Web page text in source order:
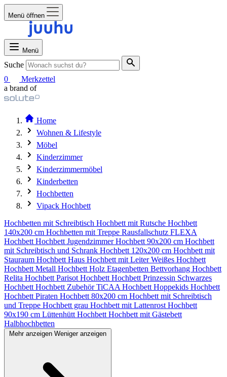
Menü öffnen
Menü
Suche
0
Merkzettel
a brand of
Home
Wohnen & Lifestyle
Möbel
Kinderzimmer
Kinderzimmermöbel
Kinderbetten
Hochbetten
Vipack Hochbett
Hochbetten mit Schreibtisch Hochbett mit Rutsche Hochbett
140x200 cm Hochbetten mit Treppe Rausfallschutz FLEXA
Hochbett Hochbett JugendzimmerHochbett 90x200 cm Hochbett
mit Schreibtisch und Schrank Hochbett 120x200 cm Hochbett mit
Stauraum Hochbett Haus Hochbett mit LeiterWeißes Hochbett
Hochbett Metall Hochbett Holz Etagenbetten Bettvorhang Hochbett
Relita Hochbett Parisot Hochbett Hochbett Prinzessin Schwarzes
Hochbett Hochbett ZubehörTiCAA Hochbett Hoppekids Hochbett
Hochbett Piraten Hochbett 80x200 cm Hochbett mit Schreibtisch
und Treppe Hochbett grau Hochbett mit Lattenrost Hochbett
90x190 cm Lüttenhütt Hochbett Hochbett mit Gästebett
Halbhochbetten
Mehr anzeigen Weniger anzeigen